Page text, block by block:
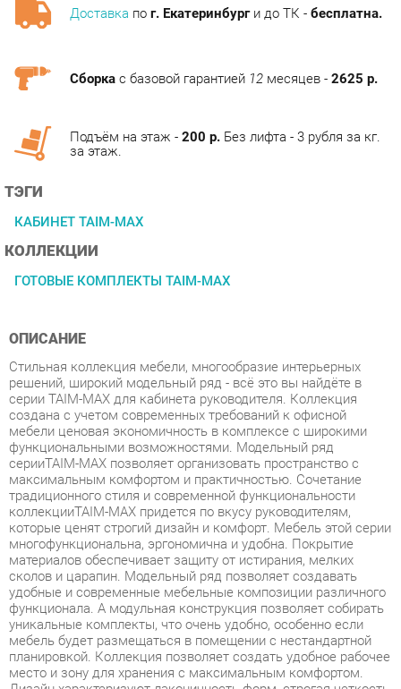
ТЭГИ
ОПИСАНИЕ
решений, широкий модельный ряд - всё это вы найдёте в
серии TAIM-MAX для кабинета руководителя. Коллекция
создана с учетом современных требований к офисной
мебели ценовая экономичность в комплексе с широкими
функциональными возможностями. Модельный ряд
серииTAIM-MAX позволяет организовать пространство с
максимальным комфортом и практичностью. Сочетание
традиционного стиля и современной функциональности
коллекцииTAIM-MAX придется по вкусу руководителям,
которые ценят строгий дизайн и комфорт. Мебель этой серии
многофункциональна, эргономична и удобна. Покрытие
материалов обеспечивает защиту от истирания, мелких
сколов и царапин. Модельный ряд позволяет создавать
удобные и современные мебельные композиции различного
функционала. А модульная конструкция позволяет собирать
уникальные комплекты, что очень удобно, особенно если
мебель будет размещаться в помещении с нестандартной
планировкой. Коллекция позволяет создать удобное рабочее
место и зону для хранения с максимальным комфортом.
Дизайн характеризуют лаконичность форм, строгая четкость
линий и функциональность. Характеристики Цвет Брауни,
Шамони светлый, Венге Материал ЛДСП 38мм, 16мм
Толщина ЛДСП столешниц 38мм Толщина ЛДСП каркасов